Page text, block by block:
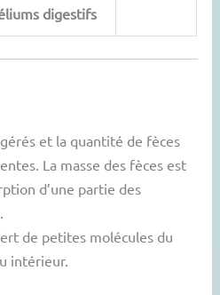
digestifs
et la quantité de fèces
La masse des fèces est
d’une partie des
de petites molécules du
intérieur.